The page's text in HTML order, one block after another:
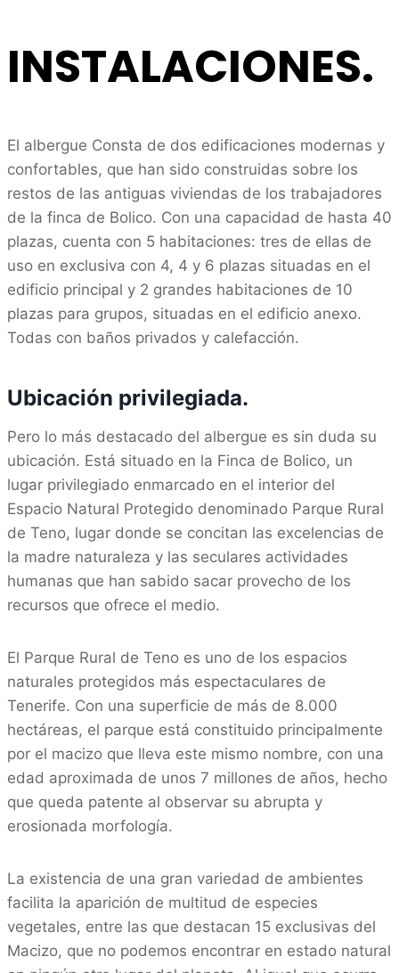
INSTALACIONES.
El albergue Consta de dos edificaciones modernas y
confortables, que han sido construidas sobre los
restos de las antiguas viviendas de los trabajadores
de la finca de Bolico. Con una capacidad de hasta 40
plazas, cuenta con 5 habitaciones: tres de ellas de
uso en exclusiva con 4, 4 y 6 plazas situadas en el
edificio principal y 2 grandes habitaciones de 10
plazas para grupos, situadas en el edificio anexo.
Todas con baños privados y calefacción.
Ubicación privilegiada.
Pero lo más destacado del albergue es sin duda su
ubicación. Está situado en la Finca de Bolico, un
lugar privilegiado enmarcado en el interior del
Espacio Natural Protegido denominado Parque Rural
de Teno, lugar donde se concitan las excelencias de
la madre naturaleza y las seculares actividades
humanas que han sabido sacar provecho de los
recursos que ofrece el medio.
El Parque Rural de Teno es uno de los espacios
naturales protegidos más espectaculares de
Tenerife. Con una superficie de más de 8.000
hectáreas, el parque está constituido principalmente
por el macizo que lleva este mismo nombre, con una
edad aproximada de unos 7 millones de años, hecho
que queda patente al observar su abrupta y
erosionada morfología.
La existencia de una gran variedad de ambientes
facilita la aparición de multitud de especies
vegetales, entre las que destacan 15 exclusivas del
Macizo, que no podemos encontrar en estado natural